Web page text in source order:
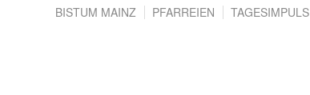
BISTUM MAINZ PFARREIEN TAGESIMPULS